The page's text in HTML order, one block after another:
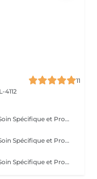
11
4112
Diagnostique, Shampooing Traitant, Soin Spécifique et Produits Coiffants inclus
Diagnostique, Shampooing Traitant, Soin Spécifique et Produits Coiffants inclus
Diagnostique, Shampooing Traitant, Soin Spécifique et Produits Coiffants inclus